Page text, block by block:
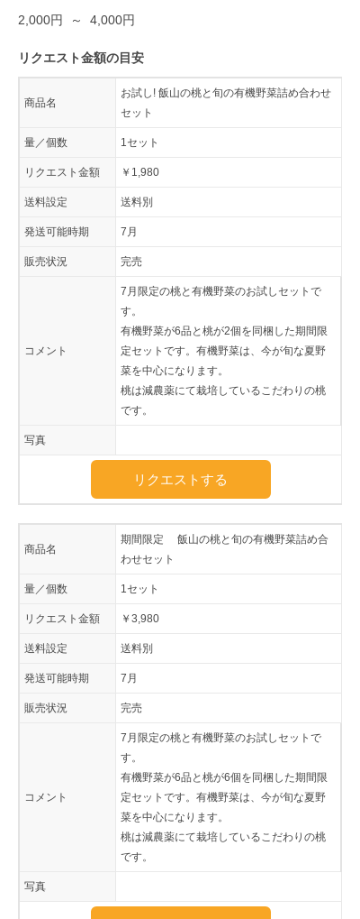
2,000円 ～ 4,000円
リクエスト金額の目安
商品名
お試し! 飯山の桃と旬の有機野菜詰め合わせ
セット
量／個数 1セット
リクエスト金額 ￥1,980
送料設定 送料別
発送可能時期 7月
販売状況 完売
コメント
7月限定の桃と有機野菜のお試しセットで
す。
有機野菜が6品と桃が2個を同梱した期間限
定セットです。有機野菜は、今が旬な夏野
菜を中心になります。
桃は減農薬にて栽培しているこだわりの桃
です。
写真
リクエストする
商品名
期間限定 飯山の桃と旬の有機野菜詰め合
わせセット
量／個数 1セット
リクエスト金額 ￥3,980
送料設定 送料別
発送可能時期 7月
販売状況 完売
コメント
7月限定の桃と有機野菜のお試しセットで
す。
有機野菜が6品と桃が6個を同梱した期間限
定セットです。有機野菜は、今が旬な夏野
菜を中心になります。
桃は減農薬にて栽培しているこだわりの桃
です。
写真